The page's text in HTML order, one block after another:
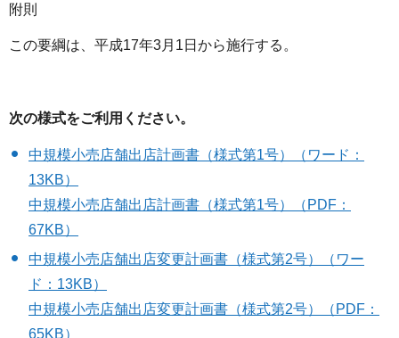
附則
この要綱は、平成17年3月1日から施行する。
次の様式をご利用ください。
中規模小売店舗出店計画書（様式第1号）（ワード：
13KB）
中規模小売店舗出店計画書（様式第1号）（PDF：
67KB）
中規模小売店舗出店変更計画書（様式第2号）（ワー
ド：13KB）
中規模小売店舗出店変更計画書（様式第2号）（PDF：
65KB）